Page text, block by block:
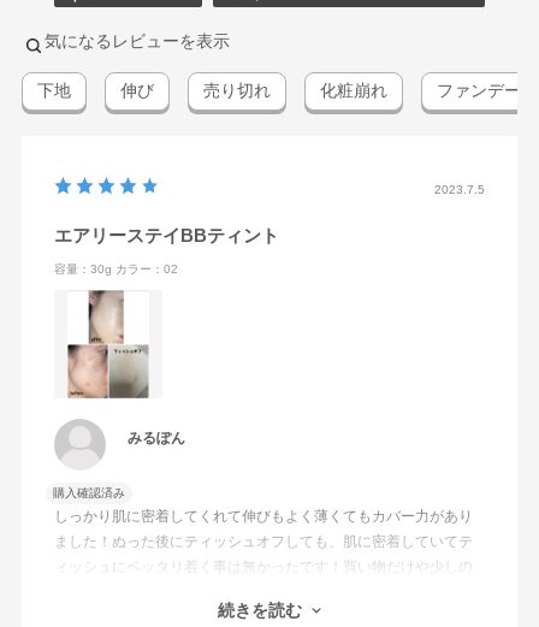
気になるレビューを表示
下地 伸び 売り切れ 化粧崩れ ファンデー
2023.7.5
エアリーステイBBティント
容量：30g カラー：02
みるぽん
購入確認済み
しっかり肌に密着してくれて伸びもよく薄くてもカバー力があり
ました！ぬった後にティッシュオフしても、肌に密着していてテ
ィッシュにベッタリ着く事は無かったです！買い物だけや少しの
焼け止め効果の数値も高いので夏場には良いと思います！介護の
続きを読む